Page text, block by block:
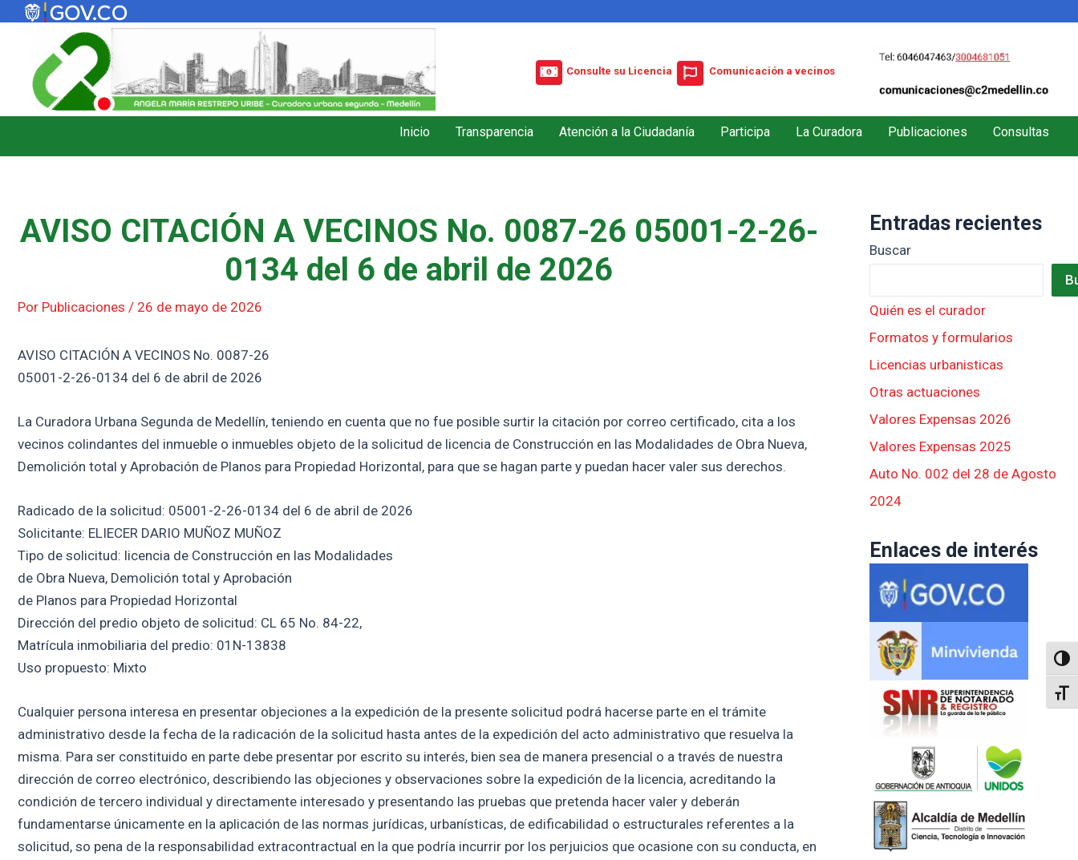
contenido
Consulte su Licencia Comunicación a vecinos
Inicio Transparencia Atención a la Ciudadanía Participa La Curadora Publicaciones Consultas
AVISO CITACIÓN A VECINOS No. 0087-26 05001-2-26-
0134 del 6 de abril de 2026
Por Publicaciones / 26 de mayo de 2026
AVISO CITACIÓN A VECINOS No. 0087-26
05001-2-26-0134 del 6 de abril de 2026
La Curadora Urbana Segunda de Medellín, teniendo en cuenta que no fue posible surtir la citación por correo certificado, cita a los
vecinos colindantes del inmueble o inmuebles objeto de la solicitud de licencia de Construcción en las Modalidades de Obra Nueva,
Demolición total y Aprobación de Planos para Propiedad Horizontal, para que se hagan parte y puedan hacer valer sus derechos.
Radicado de la solicitud: 05001-2-26-0134 del 6 de abril de 2026
Solicitante: ELIECER DARIO MUÑOZ MUÑOZ
Tipo de solicitud: licencia de Construcción en las Modalidades
de Obra Nueva, Demolición total y Aprobación
de Planos para Propiedad Horizontal
Dirección del predio objeto de solicitud: CL 65 No. 84-22,
Matrícula inmobiliaria del predio: 01N-13838
Uso propuesto: Mixto
Cualquier persona interesa en presentar objeciones a la expedición de la presente solicitud podrá hacerse parte en el trámite
administrativo desde la fecha de la radicación de la solicitud hasta antes de la expedición del acto administrativo que resuelva la
misma. Para ser constituido en parte debe presentar por escrito su interés, bien sea de manera presencial o a través de nuestra
dirección de correo electrónico, describiendo las objeciones y observaciones sobre la expedición de la licencia, acreditando la
condición de tercero individual y directamente interesado y presentando las pruebas que pretenda hacer valer y deberán
fundamentarse únicamente en la aplicación de las normas jurídicas, urbanísticas, de edificabilidad o estructurales referentes a la
solicitud, so pena de la responsabilidad extracontractual en la que podría incurrir por los perjuicios que ocasione con su conducta, en
Entradas recientes
Buscar
Quién es el curador
Formatos y formularios
Licencias urbanisticas
Otras actuaciones
Valores Expensas 2026
Valores Expensas 2025
Auto No. 002 del 28 de Agosto
2024
Enlaces de interés